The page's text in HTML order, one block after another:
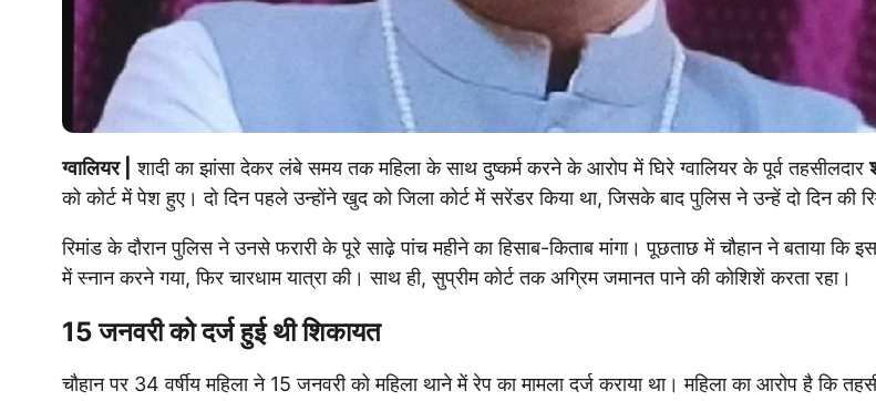
ग्वालियर | शादी का झांसा देकर लंबे समय तक महिला के साथ दुष्कर्म करने के आरोप में घिरे ग्वालियर के पूर्व तहसीलदार
को कोर्ट में पेश हुए। दो दिन पहले उन्होंने खुद को जिला कोर्ट में सरेंडर किया था, जिसके बाद पुलिस ने उन्हें दो दिन की
रिमांड के दौरान पुलिस ने उनसे फरारी के पूरे साढ़े पांच महीने का हिसाब-किताब मांगा। पूछताछ में चौहान ने बताया कि
में स्नान करने गया, फिर चारधाम यात्रा की। साथ ही, सुप्रीम कोर्ट तक अग्रिम जमानत पाने की कोशिशें करता रहा।
15 जनवरी को दर्ज हुई थी शिकायत
चौहान पर 34 वर्षीय महिला ने 15 जनवरी को महिला थाने में रेप का मामला दर्ज कराया था। महिला का आरोप है कि